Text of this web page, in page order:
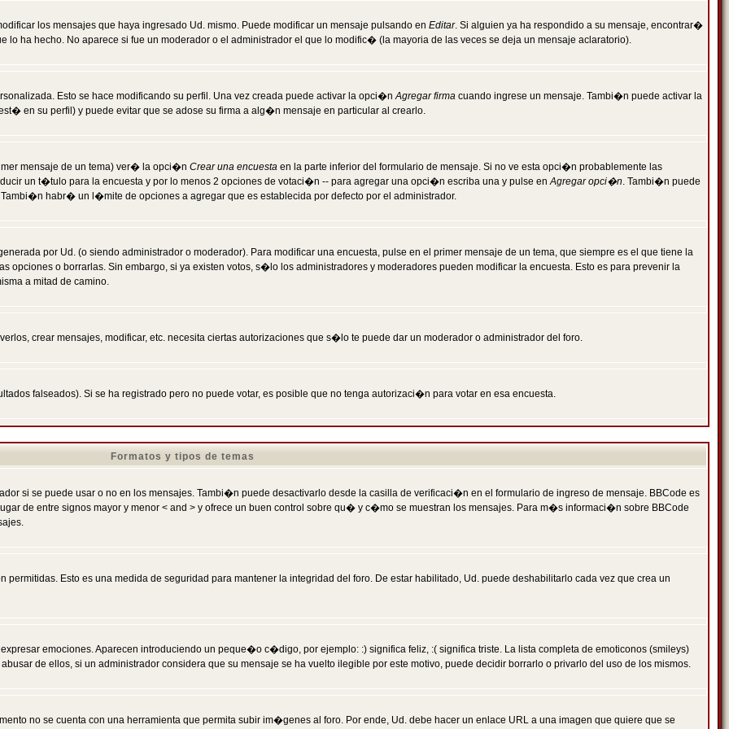
los mensajes que haya ingresado Ud. mismo. Puede modificar un mensaje pulsando en Editar. Si alguien ya ha respondido a su mensaje, encontrar�
ha hecho. No aparece si fue un moderador o el administrador el que lo modific� (la mayoria de las veces se deja un mensaje aclaratorio).
Esto se hace modificando su perfil. Una vez creada puede activar la opci�nAgregar firma cuando ingrese un mensaje. Tambi�n puede activar la
en su perfil) y puede evitar que se adose su firma a alg�n mensaje en particular al crearlo.
mensaje de un tema) ver� la opci�n Crear una encuesta en la parte inferior del formulario de mensaje. Si no ve esta opci�n probablemente las
un t�tulo para la encuesta y por lo menos 2 opciones de votaci�n -- para agregar una opci�n escriba una y pulse enAgregar opci�n. Tambi�n puede
habr� un l�mite de opciones a agregar que es establecida por defecto por el administrador.
por Ud. (o siendo administrador o moderador). Para modificar una encuesta, pulse en el primer mensaje de un tema, que siempre es el que tiene la
opciones o borrarlas. Sin embargo, si ya existen votos, s�lo los administradores y moderadores pueden modificar la encuesta. Esto es para prevenir la
a mitad de camino.
crear mensajes, modificar, etc. necesita ciertas autorizaciones que s�lo te puede dar un moderador o administrador del foro.
falseados). Si se ha registrado pero no puede votar, es posible que no tenga autorizaci�n para votar en esa encuesta.
Formatos y tipos de temas
si se puede usar o no en los mensajes. Tambi�n puede desactivarlo desde la casilla de verificaci�n en el formulario de ingreso de mensaje. BBCode es
de entre signos mayor y menor < and > y ofrece un buen control sobre qu� y c�mo se muestran los mensajes. Para m�s informaci�n sobre BBCode
Esto es una medida de seguridad para mantener la integridad del foro. De estar habilitado, Ud. puede deshabilitarlo cada vez que crea un
emociones. Aparecen introduciendo un peque�o c�digo, por ejemplo: :) significa feliz, :( significa triste. La lista completa de emoticonos (smileys)
de ellos, si un administrador considera que su mensaje se ha vuelto ilegible por este motivo, puede decidir borrarlo o privarlo del uso de los mismos.
no se cuenta con una herramienta que permita subir im�genes al foro. Por ende, Ud. debe hacer un enlace URL a una imagen que quiere que se